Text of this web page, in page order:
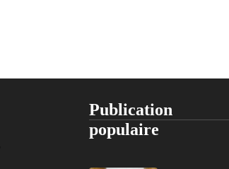
Publication
populaire